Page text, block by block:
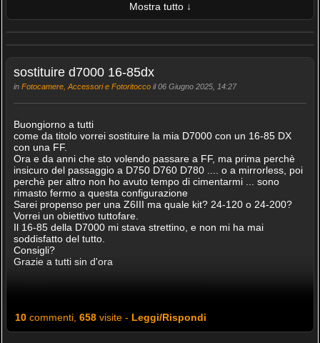
Mostra tutto ↓
ULTIME 10 FOTO PUBBLICATE
sostituire d7000 16-85dx
in Fotocamere, Accessori e Fotoritoccoil 06 Giugno 2025, 14:27
Buongiorno a tutti
come da titolo vorrei sostituire la mia D7000 con un 16-85 DX
con una FF.
Ora e da anni che sto volendo passare a FF, ma prima perchè
insicuro del passaggio a D750 D760 D780 .... o a mirrorless, poi
perchè per altro non ho avuto tempo di cimentarmi ... sono
rimasto fermo a questa configurazione
Sarei propenso per una Z6III ma quale kit? 24-120 o 24-200?
Vorrei un obiettivo tuttofare.
Il 16-85 della D7000 mi stava strettino, e non mi ha mai
soddisfatto del tutto.
Consigli?
Grazie a tutti sin d'ora
10commenti, 658visite - Leggi/Rispondi